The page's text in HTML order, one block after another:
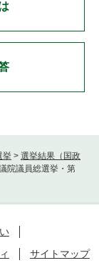
挙 > 選挙結果（国政
院議員総選挙・第
サイトマップ